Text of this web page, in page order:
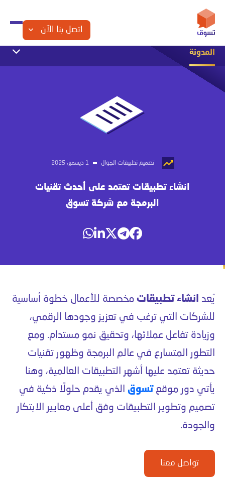
اتصل بنا الآن
المدونة
التجارة الإلكترونية
تصميم تطبيقات الجوال 1 ديسمبر، 2025
انشاء تطبيقات تعتمد على أحدث تقنيات
البرمجة مع شركة تسوق
يُعد انشاء تطبيقات مخصصة للأعمال خطوة أساسية
للشركات التي ترغب في تعزيز وجودها الرقمي،
وزيادة تفاعل عملائها، وتحقيق نمو مستدام. ومع
التطور المتسارع في عالم البرمجة وظهور تقنيات
حديثة تعتمد عليها أشهر التطبيقات العالمية، وهنا
يأتي دور موقعتسوق الذي يقدم حلولًا ذكية في
تصميم وتطوير التطبيقات وفق أعلى معايير الابتكار
والجودة.
تواصل معنا